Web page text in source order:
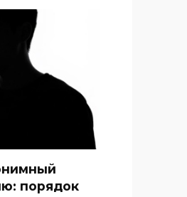
порядок